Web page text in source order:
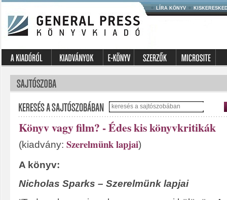
LÍRA KÖNYV
Könyv vagy film? - Édes kis könyvkritikák
(kiadvány: Szerelmünk lapjai)
A könyv:
Nicholas Sparks – Szerelmünk lapjai